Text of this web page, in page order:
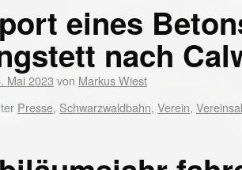
eines
nach
Mai 2023 von Markus Wiest
Presse, Schwarzwaldbahn, Verein,